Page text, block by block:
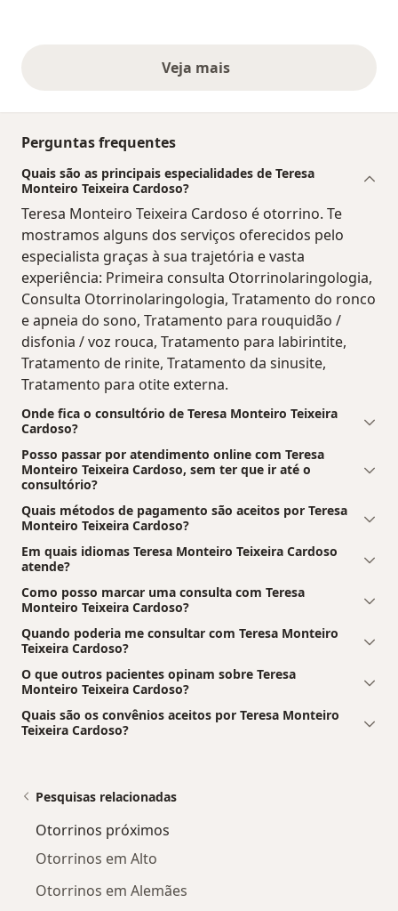
Veja maisopiniões acima
Perguntas frequentes
Quais são as principais especialidades de Teresa
Monteiro Teixeira Cardoso?
Teresa Monteiro Teixeira Cardoso é otorrino. Te
mostramos alguns dos serviços oferecidos pelo
especialista graças à sua trajetória e vasta
experiência: Primeira consulta Otorrinolaringologia,
Consulta Otorrinolaringologia, Tratamento do ronco
e apneia do sono, Tratamento para rouquidão /
disfonia / voz rouca, Tratamento para labirintite,
Tratamento de rinite, Tratamento da sinusite,
Tratamento para otite externa.
Onde fica o consultório de Teresa Monteiro Teixeira
Cardoso?
Posso passar por atendimento online com Teresa
Monteiro Teixeira Cardoso, sem ter que ir até o
consultório?
Quais métodos de pagamento são aceitos por Teresa
Monteiro Teixeira Cardoso?
Em quais idiomas Teresa Monteiro Teixeira Cardoso
atende?
Como posso marcar uma consulta com Teresa
Monteiro Teixeira Cardoso?
Quando poderia me consultar com Teresa Monteiro
Teixeira Cardoso?
O que outros pacientes opinam sobre Teresa
Monteiro Teixeira Cardoso?
Quais são os convênios aceitos por Teresa Monteiro
Teixeira Cardoso?
Pesquisas relacionadas
Otorrinos próximos
Otorrinos em Alto
Otorrinos em Alemães